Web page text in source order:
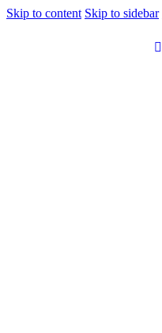
Skip to content Skip to sidebar